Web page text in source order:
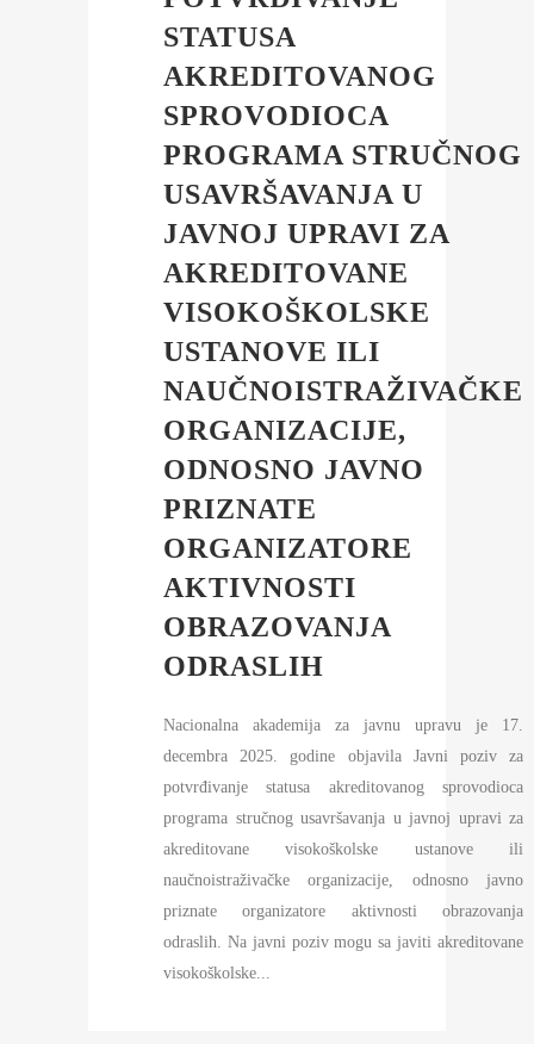
STATUSA
AKREDITOVANOG
SPROVODIOCA
PROGRAMA STRUČNOG
USAVRŠAVANJA U
JAVNOJ UPRAVI ZA
AKREDITOVANE
VISOKOŠKOLSKE
USTANOVE ILI
NAUČNOISTRAŽIVAČKE
ORGANIZACIJE,
ODNOSNO JAVNO
PRIZNATE
ORGANIZATORE
AKTIVNOSTI
OBRAZOVANJA
ODRASLIH
Nacionalna akademija za javnu upravu je 17.
decembra 2025. godine objavila Javni poziv za
potvrđivanje statusa akreditovanog sprovodioca
programa stručnog usavršavanja u javnoj upravi za
akreditovane visokoškolske ustanove ili
naučnoistraživačke organizacije, odnosno javno
priznate organizatore aktivnosti obrazovanja
odraslih. Na javni poziv mogu sa javiti akreditovane
visokoškolske...